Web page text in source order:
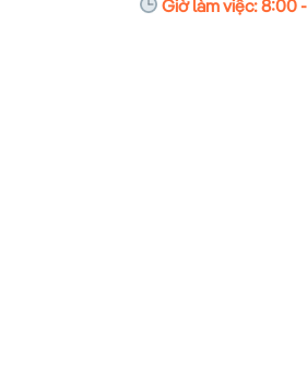
Giờ làm việc: 8:00